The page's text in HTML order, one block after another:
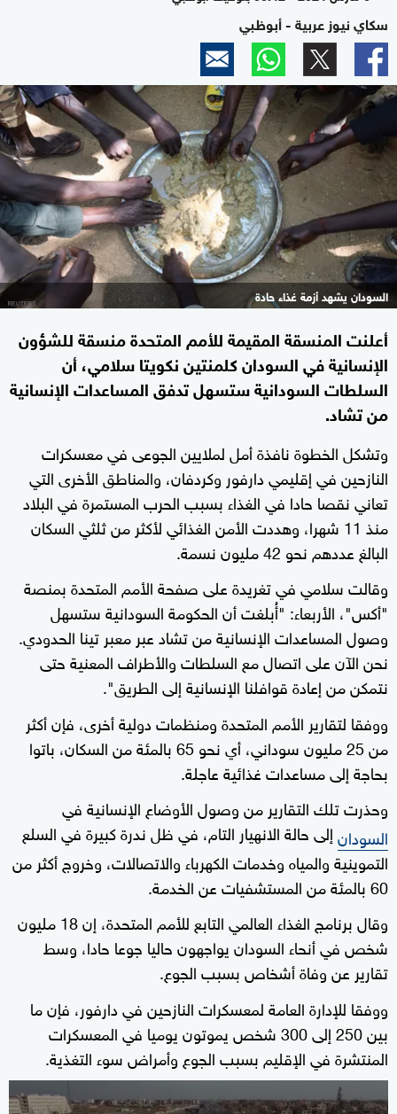
سكاي نيوز عربية - أبوظبي
السودان يشهد أزمة غذاء حادة
أعلنت المنسقة المقيمة للأمم المتحدة منسقة للشؤون
الإنسانية في السودان كلمنتين نكويتا سلامي، أن
السلطات السودانية ستسهل تدفق المساعدات الإنسانية
من تشاد.
وتشكل الخطوة نافذة أمل لملايين الجوعى في معسكرات
النازحين في إقليمي دارفور وكردفان، والمناطق الأخرى التي
تعاني نقصا حادا في الغذاء بسبب الحرب المستمرة في البلاد
منذ 11 شهرا، وهددت الأمن الغذائي لأكثر من ثلثي السكان
البالغ عددهم نحو 42 مليون نسمة.
وقالت سلامي في تغريدة على صفحة الأمم المتحدة بمنصة
"أكس"، الأربعاء: "أُبلغت أن الحكومة السودانية ستسهل
وصول المساعدات الإنسانية من تشاد عبر معبر تينا الحدودي.
نحن الآن على اتصال مع السلطات والأطراف المعنية حتى
نتمكن من إعادة قوافلنا الإنسانية إلى الطريق".
ووفقا لتقارير الأمم المتحدة ومنظمات دولية أخرى، فإن أكثر
من 25 مليون سوداني، أي نحو 65 بالمئة من السكان، باتوا
بحاجة إلى مساعدات غذائية عاجلة.
وحذرت تلك التقارير من وصول الأوضاع الإنسانية في
السودانإلى حالة الانهيار التام، في ظل ندرة كبيرة في السلع
التموينية والمياه وخدمات الكهرباء والاتصالات، وخروج أكثر من
60 بالمئة من المستشفيات عن الخدمة.
وقال برنامج الغذاء العالمي التابع للأمم المتحدة، إن 18 مليون
شخص في أنحاء السودان يواجهون حاليا جوعا حادا، وسط
تقارير عن وفاة أشخاص بسبب الجوع.
ووفقا للإدارة العامة لمعسكرات النازحين في دارفور، فإن ما
بين 250 إلى 300 شخص يموتون يوميا في المعسكرات
المنتشرة في الإقليم بسبب الجوع وأمراض سوء التغذية.